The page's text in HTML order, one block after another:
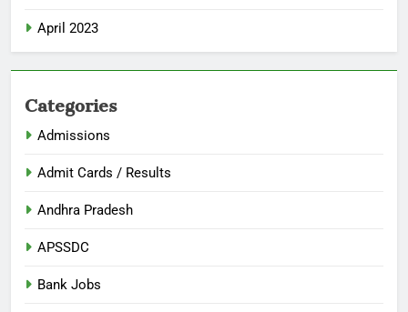
April 2023
Categories
Admissions
Admit Cards / Results
Andhra Pradesh
APSSDC
Bank Jobs